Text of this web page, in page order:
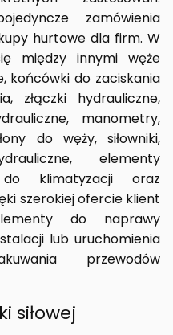
zamówienia
hurtowe dla firm. W
między innymi węże
końcówki do zaciskania
złączki hydrauliczne,
manometry,
do węży, siłowniki,
elementy
klimatyzacji oraz
szerokiej ofercie klient
do naprawy
lub uruchomienia
przewodów
siłowej